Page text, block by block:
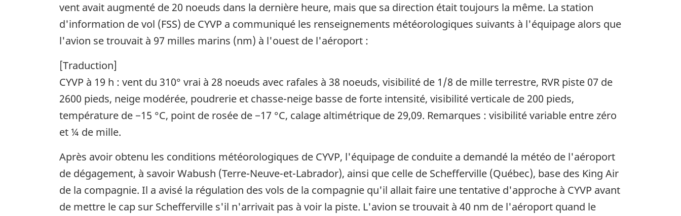
vent avait augmenté de 20 noeuds dans la dernière heure, mais que sa direction était toujours la même. La station
d'information de vol (FSS) de CYVP a communiqué les renseignements météorologiques suivants à l'équipage alors que
l'avion se trouvait à 97 milles marins (nm) à l'ouest de l'aéroport :
[Traduction]
CYVP à 19 h : vent du 310° vrai à 28 noeuds avec rafales à 38 noeuds, visibilité de 1/8 de mille terrestre, RVR piste 07 de
2600 pieds, neige modérée, poudrerie et chasse-neige basse de forte intensité, visibilité verticale de 200 pieds,
température de −15 °C, point de rosée de −17 °C, calage altimétrique de 29,09. Remarques : visibilité variable entre zéro
et ¼ de mille.
Après avoir obtenu les conditions météorologiques de CYVP, l'équipage de conduite a demandé la météo de l'aéroport
de dégagement, à savoir Wabush (Terre-Neuve-et-Labrador), ainsi que celle de Schefferville (Québec), base des King Air
de la compagnie. Il a avisé la régulation des vols de la compagnie qu'il allait faire une tentative d'approche à CYVP avant
de mettre le cap sur Schefferville s'il n'arrivait pas à voir la piste. L'avion se trouvait à 40 nm de l'aéroport quand le